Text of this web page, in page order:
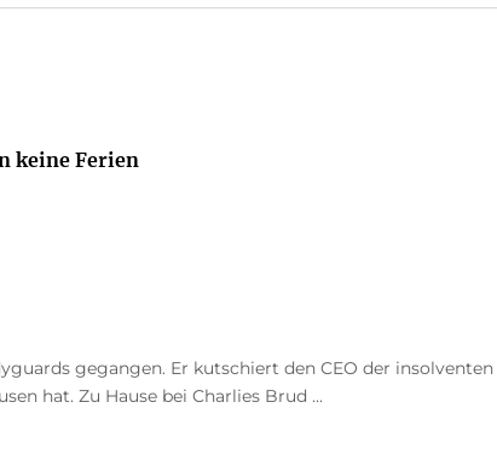
keine Ferien
gegangen. Er kutschiert den CEO der
hat. Zu Hause bei Charlies Brud ...